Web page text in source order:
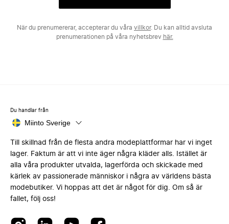
När du prenumererar, accepterar du våra villkor. Du kan alltid avsluta
prenumerationen på våra nyhetsbrev här.
Du handlar från
Miinto Sverige
Till skillnad från de flesta andra modeplattformar har vi inget
lager. Faktum är att vi inte äger några kläder alls. Istället är
alla våra produkter utvalda, lagerförda och skickade med
kärlek av passionerade människor i några av världens bästa
modebutiker. Vi hoppas att det är något för dig. Om så är
fallet, följ oss!